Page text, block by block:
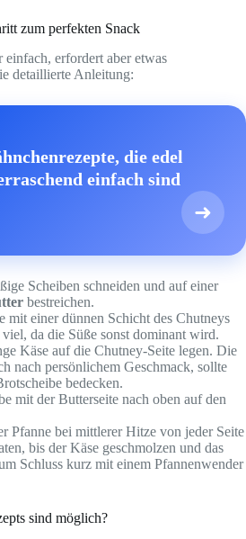
zum perfekten Snack
erfordert aber etwas
detaillierte Anleitung:
die edel
einfach sind
➜
Scheiben schneiden und auf einer
bestreichen.
mit einer dünnen Schicht des Chutneys
da die Süße sonst dominant wird.
Käse auf die Chutney-Seite legen. Die
nach persönlichem Geschmack, sollte
bedecken.
mit der Butterseite nach oben auf den
Pfanne bei mittlerer Hitze von jeder Seite
bis der Käse geschmolzen und das
Schluss kurz mit einem Pfannenwender
sind möglich?